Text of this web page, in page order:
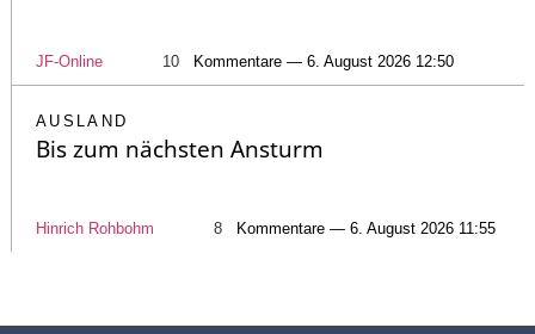
JF-Online 10 Kommentare — 6. August 2026 12:50
AUSLAND
Bis zum nächsten Ansturm
Hinrich Rohbohm 8 Kommentare — 6. August 2026 11:55